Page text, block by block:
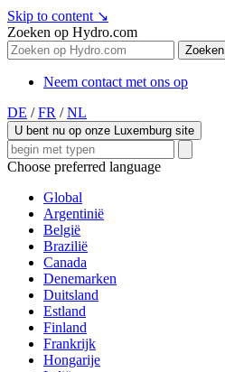
Skip to content ↘
Zoeken op Hydro.com
Zoeken
Neem contact met ons op
DE / FR / NL
U bent nu op onze Luxemburg site
Choose preferred language
Global
Argentinië
België
Brazilië
Canada
Denemarken
Duitsland
Estland
Finland
Frankrijk
Hongarije